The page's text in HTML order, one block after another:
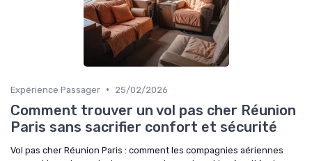
Expérience Passager • 25/02/2026
Comment trouver un vol pas cher Réunion
Paris sans sacrifier confort et sécurité
Vol pas cher Réunion Paris : comment les compagnies aériennes